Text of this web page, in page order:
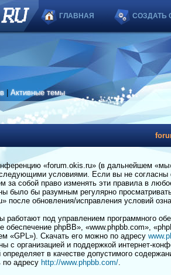
ГЛАВНАЯ СОЗДАТЬ
|Активные темы
«forum.okis.ru» (в дальнейшем
условиями. Если вы не
за собой право изменять эти правила в
было бы разумным регулярно
после обновления/исправления условий
под управлением программного
обеспечение phpBB», «www.phpbb.com»,
«GPL»). Скачать его можно по адресу
с организацией и поддержкой интернет-
в качестве допустимого
по адресу http://www.phpbb.com/.